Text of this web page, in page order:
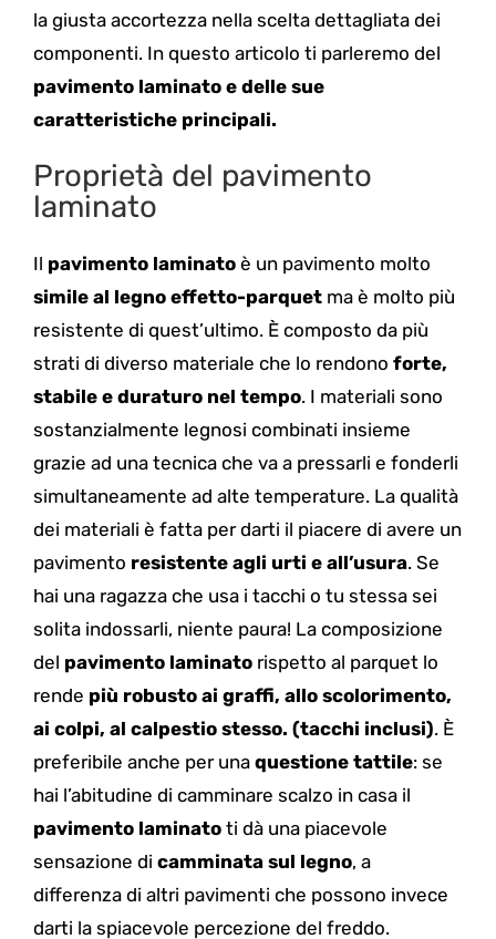
la giusta accortezza nella scelta dettagliata dei
componenti. In questo articolo ti parleremo del
pavimento laminato e delle sue
caratteristiche principali.
Proprietà del pavimento
laminato
Il pavimento laminato è un pavimento molto
simile al legno effetto-parquetma è molto più
resistente di quest’ultimo. È composto da più
strati di diverso materiale che lo rendono forte,
stabile e duraturo nel tempo. I materiali sono
sostanzialmente legnosi combinati insieme
grazie ad una tecnica che va a pressarli e fonderli
simultaneamente ad alte temperature. La qualità
dei materiali è fatta per darti il piacere di avere un
pavimento resistente agli urti e all’usura. Se
hai una ragazza che usa i tacchi o tu stessa sei
solita indossarli, niente paura! La composizione
del pavimento laminato rispetto al parquet lo
rende più robusto ai graffi, allo scolorimento,
ai colpi, al calpestio stesso. (tacchi inclusi). È
preferibile anche per una questione tattile: se
hai l’abitudine di camminare scalzo in casa il
pavimento laminato ti dà una piacevole
sensazione di camminata sul legno, a
differenza di altri pavimenti che possono invece
darti la spiacevole percezione del freddo.